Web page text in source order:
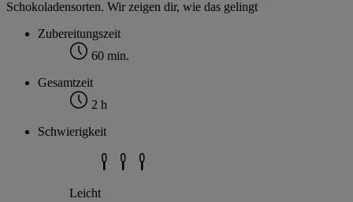
Schokoladensorten. Wir zeigen dir, wie das gelingt
Zubereitungszeit
60 min.
Gesamtzeit
2 h
Schwierigkeit
Leicht